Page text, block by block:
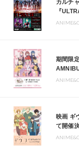
カルチ
『
期間限
ープン
映画 ギ
て開催